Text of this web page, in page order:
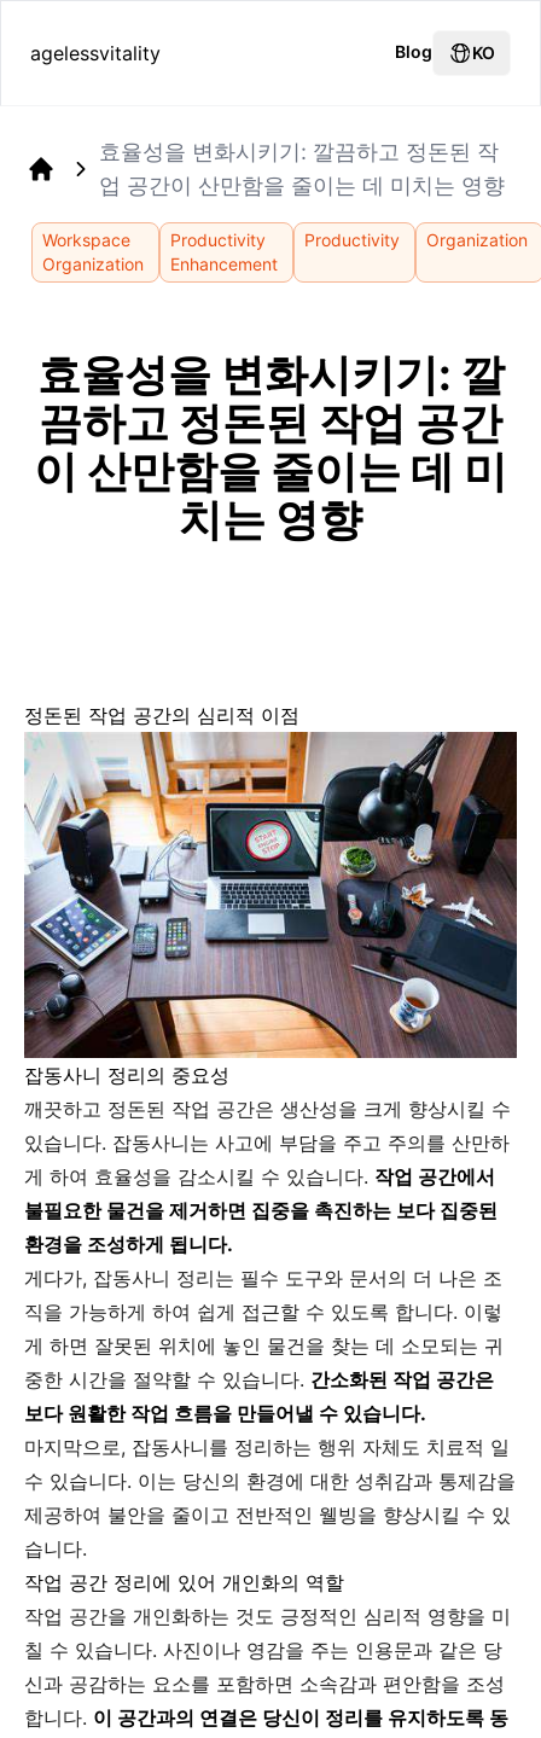
agelessvitality Blog KO
효율성을 변화시키기: 깔끔하고 정돈된 작
업 공간이 산만함을 줄이는 데 미치는 영향
Workspace
Organization
Productivity
Enhancement
Productivity Organization
효율성을 변화시키기: 깔
끔하고 정돈된 작업 공간
이 산만함을 줄이는 데 미
치는 영향
정돈된 작업 공간의 심리적 이점
잡동사니 정리의 중요성
깨끗하고 정돈된 작업 공간은 생산성을 크게 향상시킬 수
있습니다. 잡동사니는 사고에 부담을 주고 주의를 산만하
게 하여 효율성을 감소시킬 수 있습니다. 작업 공간에서
불필요한 물건을 제거하면 집중을 촉진하는 보다 집중된
환경을 조성하게 됩니다.
게다가, 잡동사니 정리는 필수 도구와 문서의 더 나은 조
직을 가능하게 하여 쉽게 접근할 수 있도록 합니다. 이렇
게 하면 잘못된 위치에 놓인 물건을 찾는 데 소모되는 귀
중한 시간을 절약할 수 있습니다. 간소화된 작업 공간은
보다 원활한 작업 흐름을 만들어낼 수 있습니다.
마지막으로, 잡동사니를 정리하는 행위 자체도 치료적 일
수 있습니다. 이는 당신의 환경에 대한 성취감과 통제감을
제공하여 불안을 줄이고 전반적인 웰빙을 향상시킬 수 있
습니다.
작업 공간 정리에 있어 개인화의 역할
작업 공간을 개인화하는 것도 긍정적인 심리적 영향을 미
칠 수 있습니다. 사진이나 영감을 주는 인용문과 같은 당
신과 공감하는 요소를 포함하면 소속감과 편안함을 조성
합니다. 이 공간과의 연결은 당신이 정리를 유지하도록 동